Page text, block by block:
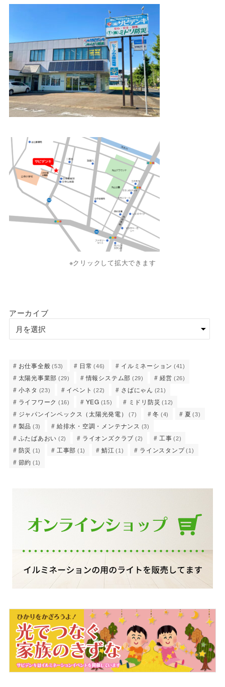
※クリックして拡大できます
アーカイブ
お仕事全般 (53) 日常 (46) イルミネーション (41)
太陽光事業部 (29) 情報システム部 (29) 経営 (26)
小ネタ (23) イベント (22) さばにゃん (21)
ライフワーク (16) YEG (15) ミドリ防災 (12)
ジャパンインペックス（太陽光発電） (7) 冬 (4) 夏 (3)
製品 (3) 給排水・空調・メンテナンス (3)
ふたばあおい (2) ライオンズクラブ (2) 工事 (2)
防災 (1) 工事部 (1) 鯖江 (1) ラインスタンプ (1)
節約 (1)